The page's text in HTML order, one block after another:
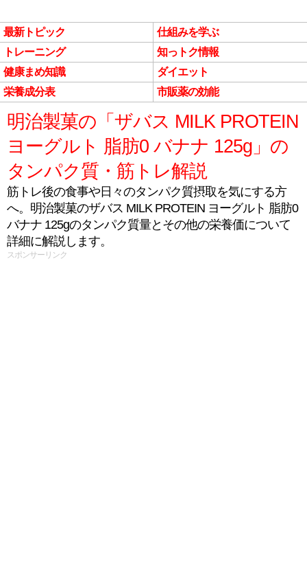
最新トピック
仕組みを学ぶ
トレーニング
知っトク情報
健康まめ知識
ダイエット
栄養成分表
市販薬の効能
明治製菓の「ザバス MILK PROTEIN
ヨーグルト 脂肪0 バナナ 125g」の
タンパク質・筋トレ解説
筋トレ後の食事や日々のタンパク質摂取を気にする方
へ。明治製菓のザバス MILK PROTEIN ヨーグルト 脂肪0
バナナ 125gのタンパク質量とその他の栄養価について
詳細に解説します。
スポンサーリンク